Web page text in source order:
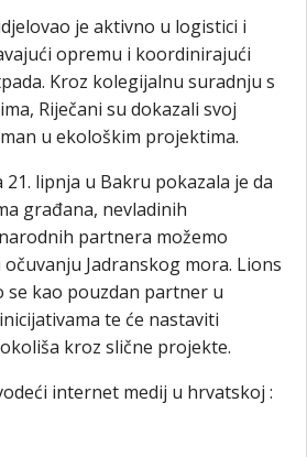
je aktivno u logistici i
opremu i koordinirajući
Kroz kolegijalnu suradnju s
Riječani su dokazali svoj
u ekološkim projektima.
21. lipnja u Bakru pokazala je da
građana, nevladinih
partnera možemo
Jadranskog mora. Lions
se kao pouzdan partner u
te će nastaviti
kroz slične projekte.
internet medij u hrvatskoj :